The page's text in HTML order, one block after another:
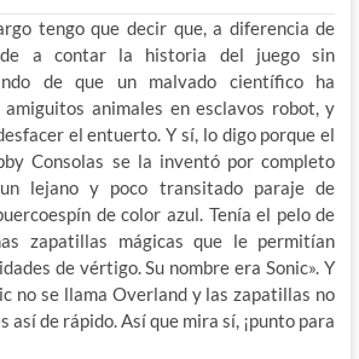
tengo que decir que, a diferencia de
a contar la historia del juego sin
de que un malvado científico ha
animales en esclavos robot, y
el entuerto. Y sí, lo digo porque el
Consolas se la inventó por completo
lejano y poco transitado paraje de
de color azul. Tenía el pelo de
zapatillas mágicas que le permitían
de vértigo. Su nombre era Sonic». Y
no se llama Overland y las zapatillas no
así de rápido. Así que mira sí, ¡punto para